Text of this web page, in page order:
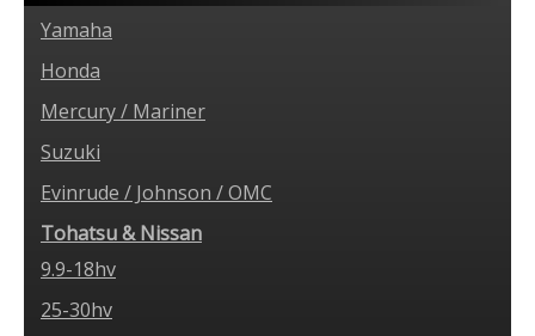
Yamaha
Honda
Mercury / Mariner
Suzuki
Evinrude / Johnson / OMC
Tohatsu & Nissan
9.9-18hv
25-30hv